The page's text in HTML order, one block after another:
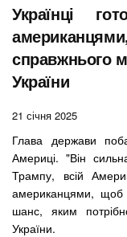
Українці
справжнього
України
21 січня 2025
Глава держави
Америці. "Він
Трампу, всій
американцями,
шанс, яким
України.